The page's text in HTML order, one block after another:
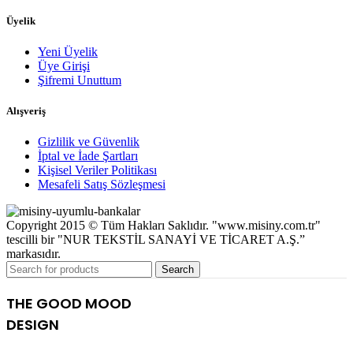
Üyelik
Yeni Üyelik
Üye Girişi
Şifremi Unuttum
Alışveriş
Gizlilik ve Güvenlik
İptal ve İade Şartları
Kişisel Veriler Politikası
Mesafeli Satış Sözleşmesi
Copyright 2015 © Tüm Hakları Saklıdır. "www.misiny.com.tr"
tescilli bir "NUR TEKSTİL SANAYİ VE TİCARET A.Ş.”
markasıdır.
Search
THE GOOD MOOD
DESIGN